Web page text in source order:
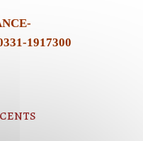
1917300